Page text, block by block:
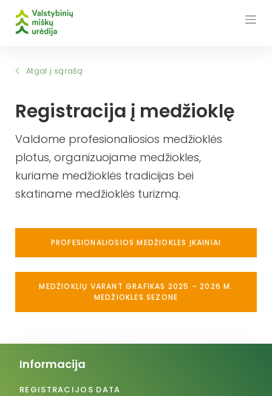
Atgal į sąrašą
Registracija į medžioklę
Valdome profesionaliosios medžioklės
plotus, organizuojame medžiokles,
kuriame medžioklės tradicijas bei
skatiname medžioklės turizmą.
PROFESIONALIOSIOS MEDŽIOKLĖS ĮKAINIAI
MEDŽIOKLIŲ VARANT GRAFIKAS 2025 – 2026 M.
MEDŽIOKLĖS SEZONE
Informacija
REGISTRACIJOS DATA